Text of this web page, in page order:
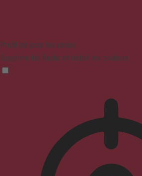
Profil sûr pour les crises
Supprime les flashs et réduit les couleurs